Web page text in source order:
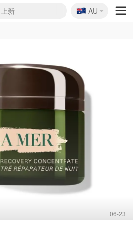
新
折
折汇总
折
实拍
漏
1折起
起肤1折
$50
地板价
6折
2折
沐浴露
霜$29
门票6折
香薰
$525
3折
折起
折
9折
仪$881
Live
$649
折次日达
8折
🇦🇺
AU
06-23